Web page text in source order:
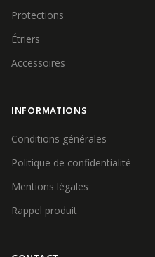
Protections
Étriers
Accessoires
INFORMATIONS
Conditions générales
Politique de confidentialité
Mentions légales
Rappel produit